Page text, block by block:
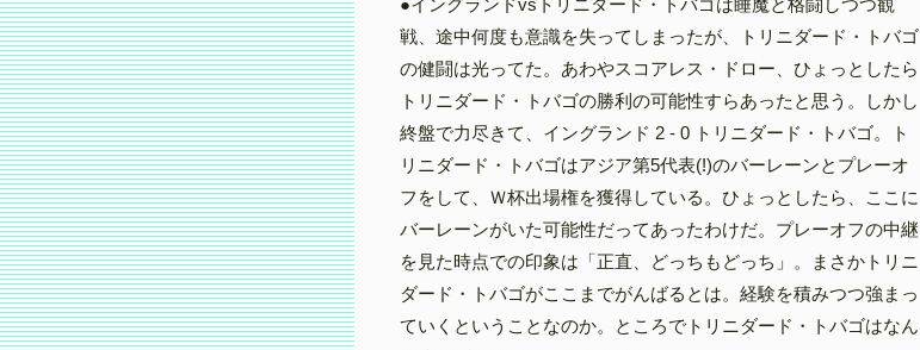
●イングランドvsトリニダード・トバゴは睡魔と格闘しつつ観
戦、途中何度も意識を失ってしまったが、トリニダード・トバゴ
の健闘は光ってた。あわやスコアレス・ドロー、ひょっとしたら
トリニダード・トバゴの勝利の可能性すらあったと思う。しかし
終盤で力尽きて、イングランド 2 - 0 トリニダード・トバゴ。ト
リニダード・トバゴはアジア第5代表(!)のバーレーンとプレーオ
フをして、Ｗ杯出場権を獲得している。ひょっとしたら、ここに
バーレーンがいた可能性だってあったわけだ。プレーオフの中継
を見た時点での印象は「正直、どっちもどっち」。まさかトリニ
ダード・トバゴがここまでがんばるとは。経験を積みつつ強まっ
ていくということなのか。ところでトリニダード・トバゴはなん